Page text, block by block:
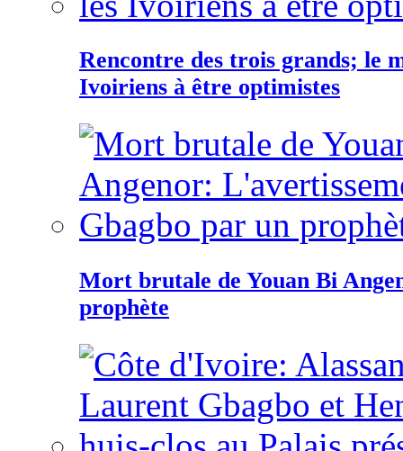
Rencontre des trois grands; le
Ivoiriens à être optimistes
Mort brutale de Youan Bi
prophète